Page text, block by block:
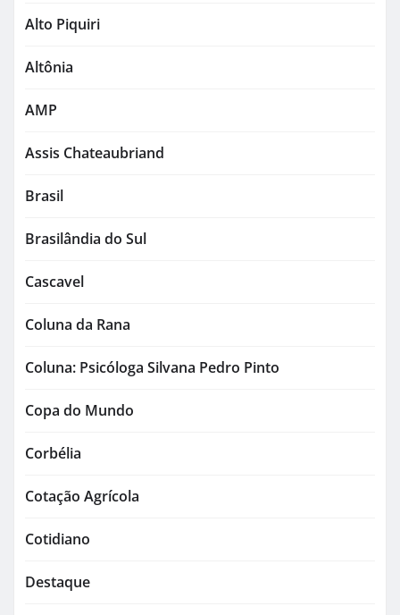
Alto Piquiri
Altônia
AMP
Assis Chateaubriand
Brasil
Brasilândia do Sul
Cascavel
Coluna da Rana
Coluna: Psicóloga Silvana Pedro Pinto
Copa do Mundo
Corbélia
Cotação Agrícola
Cotidiano
Destaque